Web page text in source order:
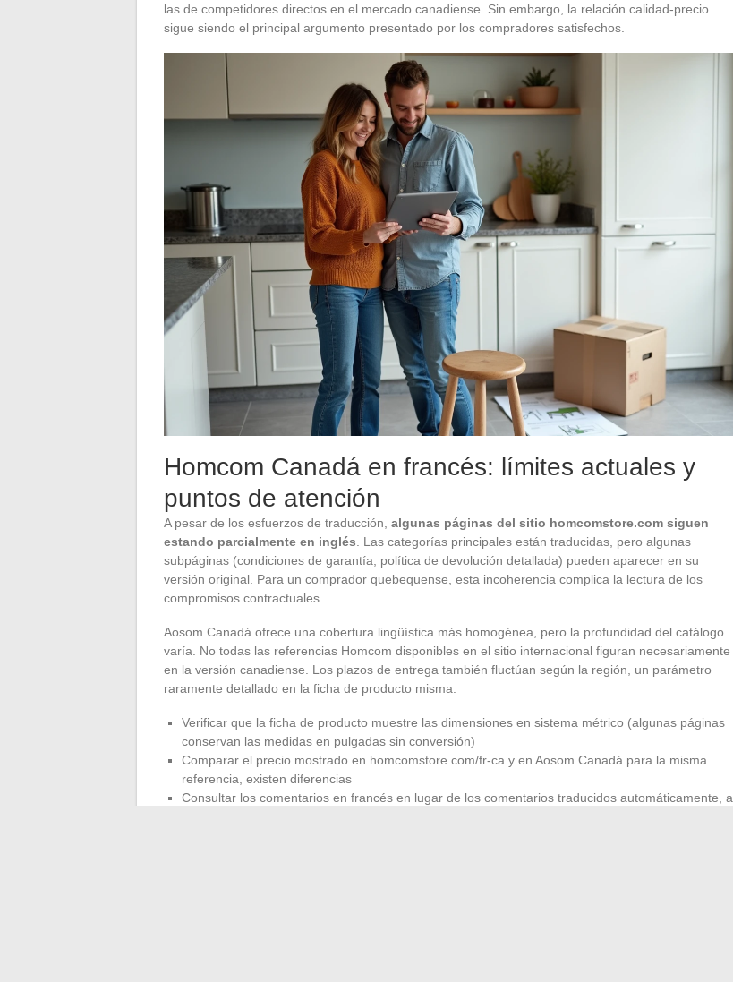
las de competidores directos en el mercado canadiense. Sin embargo, la relación calidad-precio
sigue siendo el principal argumento presentado por los compradores satisfechos.
Homcom Canadá en francés: límites actuales y
puntos de atención
A pesar de los esfuerzos de traducción, algunas páginas del sitio homcomstore.com siguen
estando parcialmente en inglés . Las categorías principales están traducidas, pero algunas
subpáginas (condiciones de garantía, política de devolución detallada) pueden aparecer en su
versión original. Para un comprador quebequense, esta incoherencia complica la lectura de los
compromisos contractuales.
Aosom Canadá ofrece una cobertura lingüística más homogénea, pero la profundidad del catálogo
varía. No todas las referencias Homcom disponibles en el sitio internacional figuran necesariamente
en la versión canadiense. Los plazos de entrega también fluctúan según la región, un parámetro
raramente detallado en la ficha de producto misma.
Verificar que la ficha de producto muestre las dimensiones en sistema métrico (algunas páginas
conservan las medidas en pulgadas sin conversión)
Comparar el precio mostrado en homcomstore.com/fr-ca y en Aosom Canadá para la misma
referencia, existen diferencias
Consultar los comentarios en francés en lugar de los comentarios traducidos automáticamente, a